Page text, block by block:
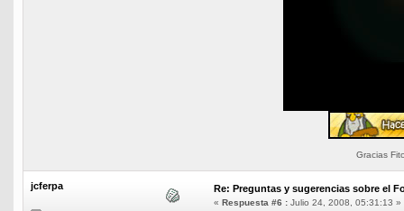
Gracias
jcferpa Re: Preguntas y sugerencias sobre el
« Respuesta #6 : Julio 24, 2008, 05:31:13 »